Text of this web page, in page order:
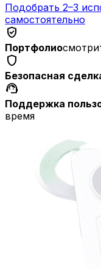
Подобрать 2–3
самостоятельно
verified_user
Портфолио
shield
Безопасная
support_agent
Поддержка
время